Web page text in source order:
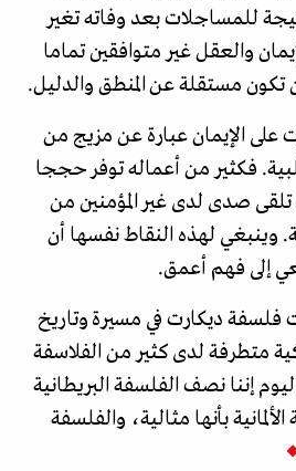
للمساجلات بعد وفاته تغير
والعقل غير متوافقين تماما
تكون مستقلة عن المنطق والدليل.
على الإيمان عبارة عن مزيج من
فكثير من أعماله توفر حججا
تلقى صدى لدى غير المؤمنين من
وينبغي لهذه النقاط نفسها أن
إلى فهم أعمق.
ديكارت في مسيرة وتاريخ
متطرفة لدى كثير من الفلاسفة
إننا نصف الفلسفة البريطانية
بأنها مثالية، والفلسفة